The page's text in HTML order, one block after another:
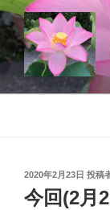
コ
ン
テ
ン
ツ
投
稿
日:
2020年2月23日 投稿
今回(2月